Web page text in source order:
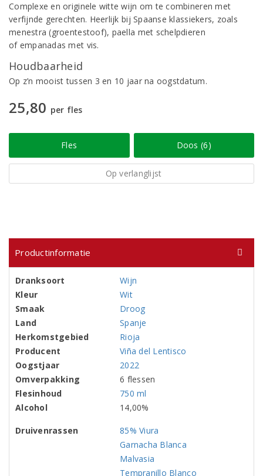
Complexe en originele witte wijn om te combineren met
verfijnde gerechten. Heerlijk bij Spaanse klassiekers, zoals
menestra (groentestoof), paella met schelpdieren
of empanadas met vis.
Houdbaarheid
Op z’n mooist tussen 3 en 10 jaar na oogstdatum.
25,80 per fles
Fles Doos (6)
Op verlanglijst
Productinformatie
Dranksoort
Wijn
Kleur
Wit
Smaak
Droog
Land
Spanje
Herkomstgebied
Rioja
Producent
Viña del Lentisco
Oogstjaar
2022
Omverpakking
6 flessen
Flesinhoud
750 ml
Alcohol
14,00%
Druivenrassen
85% Viura
Garnacha Blanca
Malvasia
Tempranillo Blanco